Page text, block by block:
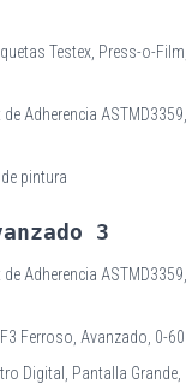
Testex, Press-o-
de Adherencia
pintura
3
de Adherencia
Ferroso, Avanzado, 0-
Digital, Pantalla Grande,